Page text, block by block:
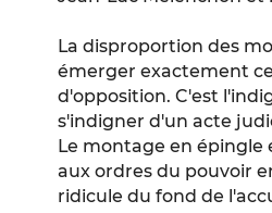
La disproportion des
émerger exactement
d'opposition. C'est
s'indigner d'un acte
Le montage en épingle
aux ordres du pouvoir
ridicule du fond de